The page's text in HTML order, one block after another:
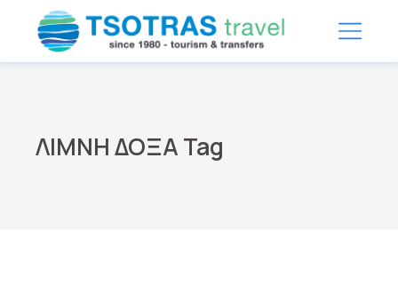
content
ΛΙΜΝΗ ΔΟΞΑ Tag